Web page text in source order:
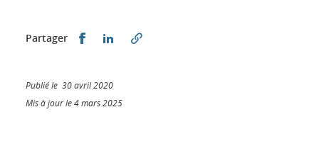
Partager Partager sur Facebook
Partager sur LinkedIn
Publié le 30 avril 2020
Mis à jour le 4 mars 2025